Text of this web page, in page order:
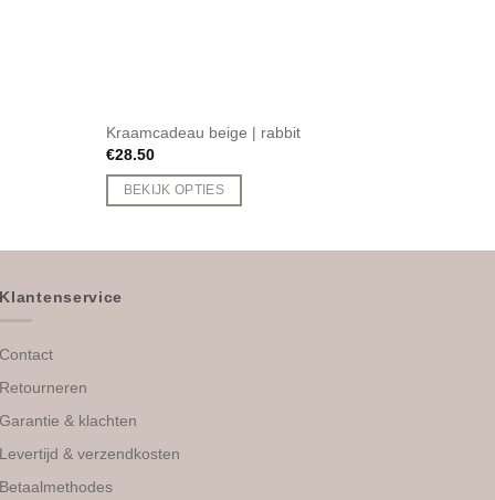
Kraamcadeau beige | rabbit
€28.50
BEKIJK OPTIES
Klantenservice
Contact
Retourneren
Garantie & klachten
Levertijd & verzendkosten
Betaalmethodes